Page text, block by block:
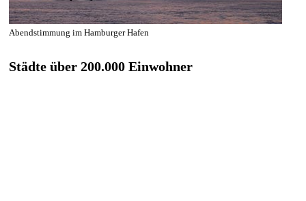
Abendstimmung im Hamburger Hafen
Städte über 200.000 Einwohner